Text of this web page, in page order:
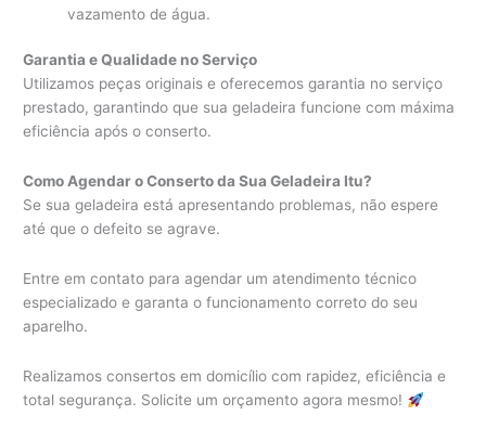
vazamento de água.
Garantia e Qualidade no Serviço
Utilizamos peças originais e oferecemos garantia no serviço
prestado, garantindo que sua geladeira funcione com máxima
eficiência após o conserto.
Como Agendar o Conserto da Sua Geladeira Itu?
Se sua geladeira está apresentando problemas, não espere
até que o defeito se agrave.
Entre em contato para agendar um atendimento técnico
especializado e garanta o funcionamento correto do seu
aparelho.
Realizamos consertos em domicílio com rapidez, eficiência e
total segurança. Solicite um orçamento agora mesmo!